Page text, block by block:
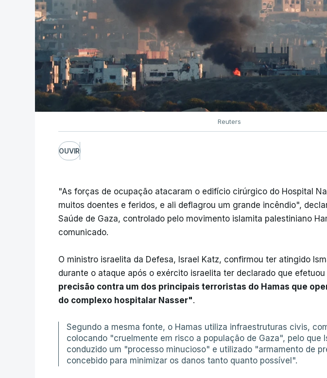
Reuters
OUVIR
"As forças de ocupação atacaram o edifício cirúrgico do Hospital
muitos doentes e feridos, e ali deflagrou um grande incêndio",
Saúde de Gaza, controlado pelo movimento islamita palestiniano
comunicado.
O ministro israelita da Defesa, Israel Katz, confirmou ter atingido
durante o ataque após o exército israelita ter declarado que efetuou
precisão contra um dos principais terroristas do Hamas que
do complexo hospitalar Nasser".
Segundo a mesma fonte, o Hamas utiliza infraestruturas civis,
colocando "cruelmente em risco a população de Gaza", pelo que
conduzido um "processo minucioso" e utilizado "armamento de
concebido para minimizar os danos tanto quanto possível".